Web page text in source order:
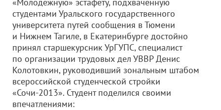
студентами Уральского государственного
университета путей сообщения в Тюмени
и Нижнем Тагиле, в Екатеринбурге достойно
принял старшекурсник УрГУПС, специалист
по организации трудовых дел УВВР Денис
Колотовкин, руководивший зональным штабом
всероссийской студенческой стройки
«Сочи-2013». Студент поделился своими
впечатлениями: